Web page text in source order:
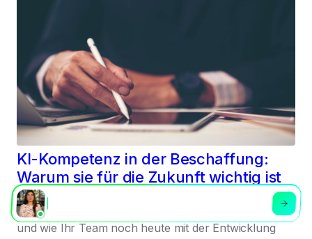
KI-Kompetenz in der Beschaffung:
Warum sie für die Zukunft wichtig ist
Erfahren Sie, was KI-Kompetenz im Einkauf
bedeutet, warum sie für den Erfolg entscheidend ist
und wie Ihr Team noch heute mit der Entwicklung